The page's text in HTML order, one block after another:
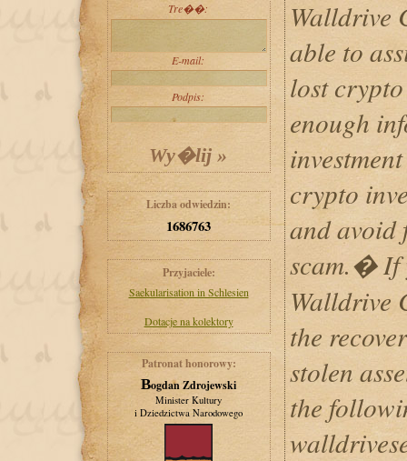
Tre��:
E-mail:
Podpis:
Liczba odwiedzin:
1686763
Przyjaciele:
Saekularisation in Schlesien
Dotacje na kolektory
Patronat honorowy:
Bogdan Zdrojewski
Minister Kultury
i Dziedzictwa Narodowego
Walldrive
able to
lost
enough
crypto
and avoid
scam.� If
Walldrive
the
stolen
the